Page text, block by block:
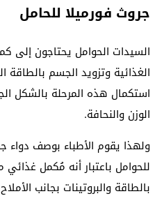
جروث فورميلا للحامل
السيدات الحوامل يحتاجون إلى
الغذائية وتزويد الجسم بالطاقة
استكمال هذه المرحلة بالشكل
الوزن والنحافة.
للحوامل باعتبار أنه مُكمل
بالطاقة والبروتينات بجانب